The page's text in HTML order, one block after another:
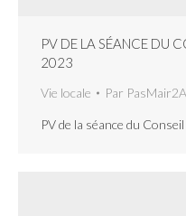
PV DE LA SÉANCE DU
2023
Vie locale Par PasMair2A
PV de la séance du